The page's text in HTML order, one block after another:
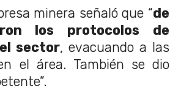
minera señaló que “de
los protocolos de
sector, evacuando a las
el área. También se dio